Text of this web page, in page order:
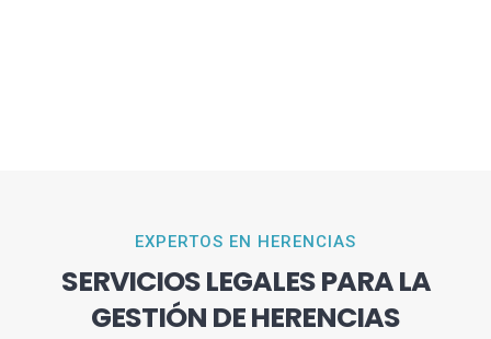
EXPERTOS EN HERENCIAS
SERVICIOS LEGALES PARA LA
GESTIÓN DE HERENCIAS